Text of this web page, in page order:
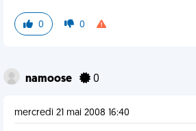
0 0
namoose 0
mercredi 21 mai 2008 16:40